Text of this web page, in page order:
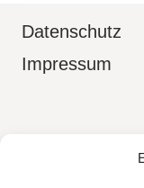
Datenschutz
Impressum
Boudoir